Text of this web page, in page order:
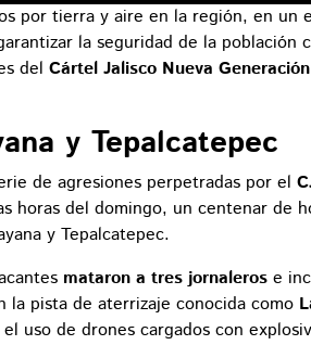
por tierra y aire en la región, en un
la seguridad de la población
del Cártel Jalisco Nueva Generación
y Tepalcatepec
de agresiones perpetradas por el
horas del domingo, un centenar de
y Tepalcatepec.
mataron a tres jornaleros e
la pista de aterrizaje conocida como
uso de drones cargados con